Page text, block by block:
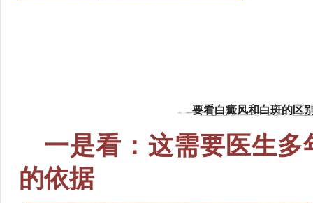
要看白癜风和白斑的区
一是看：这需要医生
的依据